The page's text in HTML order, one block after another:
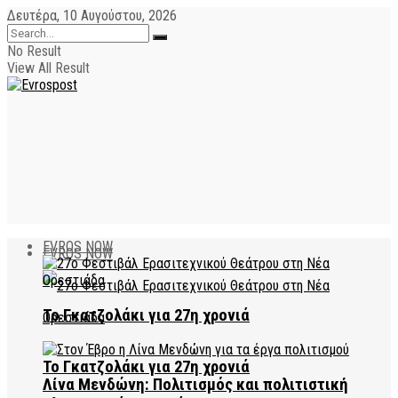
Δευτέρα, 10 Αυγούστου, 2026
No Result
View All Result
EVROS NOW
Το Γκατζολάκι για 27η χρονιά
EVROS NOW
Το Γκατζολάκι για 27η χρονιά
Λίνα Μενδώνη: Πολιτισμός και πολιτιστική